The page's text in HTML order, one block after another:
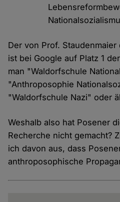
Der von Prof.
ist bei Google auf Platz 1
man "Waldorfschule
"Anthroposophie
"Waldorfschule Nazi" oder
Weshalb also hat Posener
Recherche nicht gemacht?
ich davon aus, dass
anthroposophische